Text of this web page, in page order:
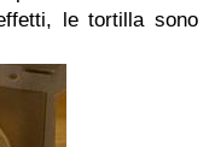
le tortilla sono